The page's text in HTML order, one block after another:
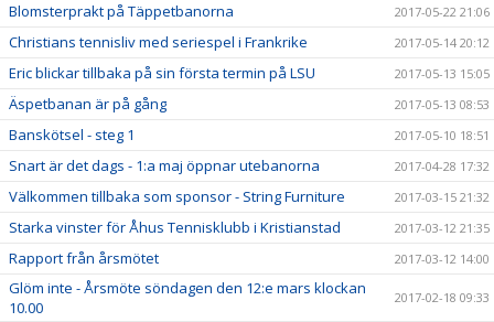
Blomsterprakt på Täppetbanorna 2017-05-22 21:06
Christians tennisliv med seriespel i Frankrike 2017-05-14 20:12
Eric blickar tillbaka på sin första termin på LSU 2017-05-13 15:05
Äspetbanan är på gång 2017-05-13 08:53
Banskötsel - steg 1 2017-05-10 18:51
Snart är det dags - 1:a maj öppnar utebanorna 2017-04-28 17:32
Välkommen tillbaka som sponsor - String Furniture 2017-03-15 21:32
Starka vinster för Åhus Tennisklubb i Kristianstad 2017-03-12 21:35
Rapport från årsmötet 2017-03-12 14:00
Glöm inte - Årsmöte söndagen den 12:e mars klockan
10.00
2017-02-18 09:33